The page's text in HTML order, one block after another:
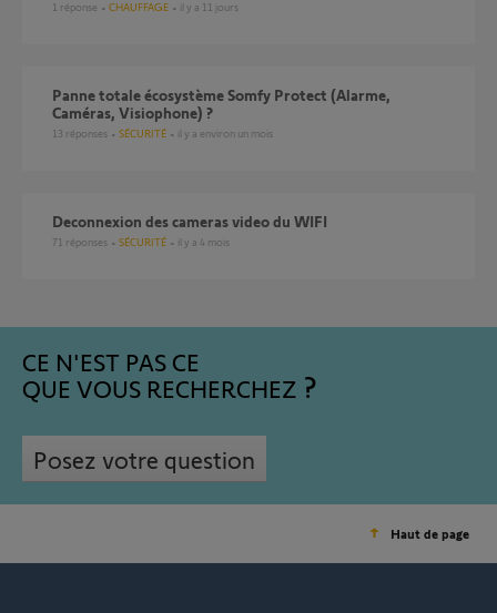
1 réponse CHAUFFAGE il y a 11 jours
Panne totale écosystème Somfy Protect (Alarme,
Caméras, Visiophone) ?
13 réponses SÉCURITÉ il y a environ un mois
Deconnexion des cameras video du WIFI
71 réponses SÉCURITÉ il y a 4 mois
CE N'EST PAS CE
QUE VOUS RECHERCHEZ
Posez votre question
Haut de page